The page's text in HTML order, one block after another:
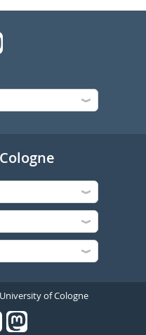
of Cologne